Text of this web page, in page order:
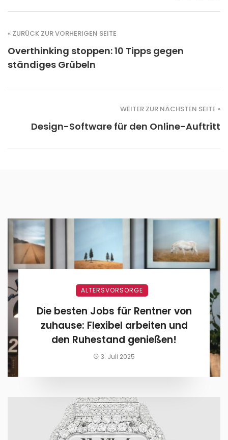
« ZURÜCK ZUR VORHERIGEN SEITE
Overthinking stoppen: 10 Tipps gegen
ständiges Grübeln
WEITER ZUR NÄCHSTEN SEITE »
Design-Software für den Online-Auftritt
ALTERSVORSORGE
Die besten Jobs für Rentner von
zuhause: Flexibel arbeiten und
den Ruhestand genießen!
3. Juli 2025